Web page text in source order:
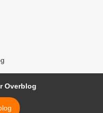
Overblog